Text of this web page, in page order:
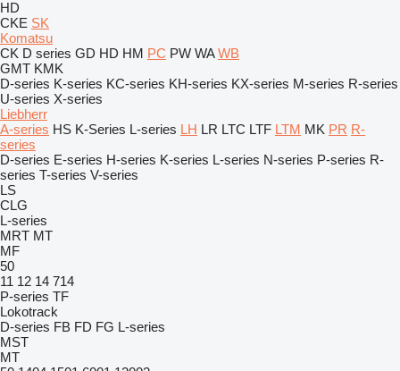
HD
CKE SK
Komatsu
CK D series GD HD HM PC PW WA WB
GMT KMK
D-series K-series KC-series KH-series KX-series M-series R-series
U-series X-series
Liebherr
A-series HS K-Series L-series LH LR LTC LTF LTM MK PR R-
series
D-series E-series H-series K-series L-series N-series P-series R-
series T-series V-series
LS
CLG
L-series
MRT MT
MF
50
11 12 14 714
P-series TF
Lokotrack
D-series FB FD FG L-series
MST
MT